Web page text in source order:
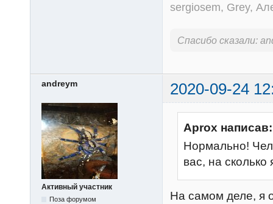
sergiosem, Grey,
Спасибо сказали:
andreym 2020-09-24
Активный участник
Поза форумом
Aprox написав:
Нормально!
вас, на
На самом деле, я